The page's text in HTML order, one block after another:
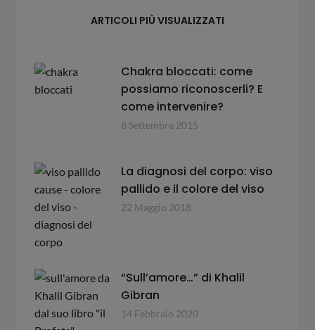
ARTICOLI PIÙ VISUALIZZATI
Chakra bloccati: come
possiamo riconoscerli? E
come intervenire?
8 Settembre 2015
La diagnosi del corpo: viso
pallido e il colore del viso
22 Maggio 2018
“Sull’amore…” di Khalil
Gibran
14 Febbraio 2020